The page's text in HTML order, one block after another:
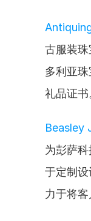
古服装
多利亚
礼品证书
Beasley
为彭萨
于定制
力于将客